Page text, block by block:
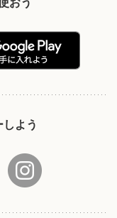
よう